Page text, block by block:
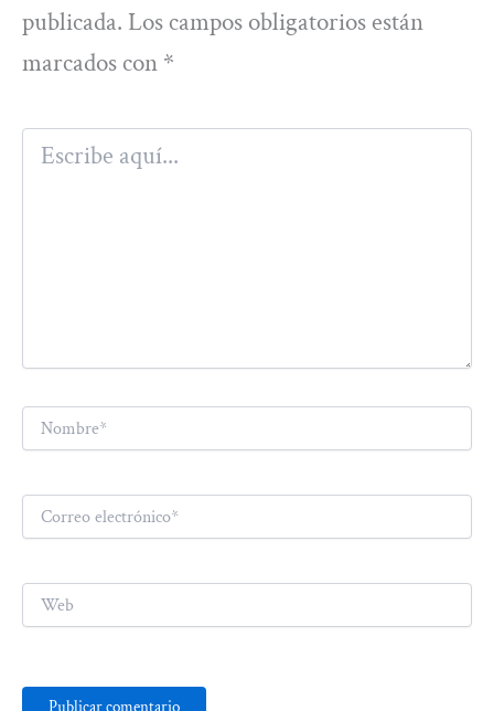
publicada. Los campos obligatorios están
marcados con *
Escribe
aquí...
Correo
electrónico*
Web